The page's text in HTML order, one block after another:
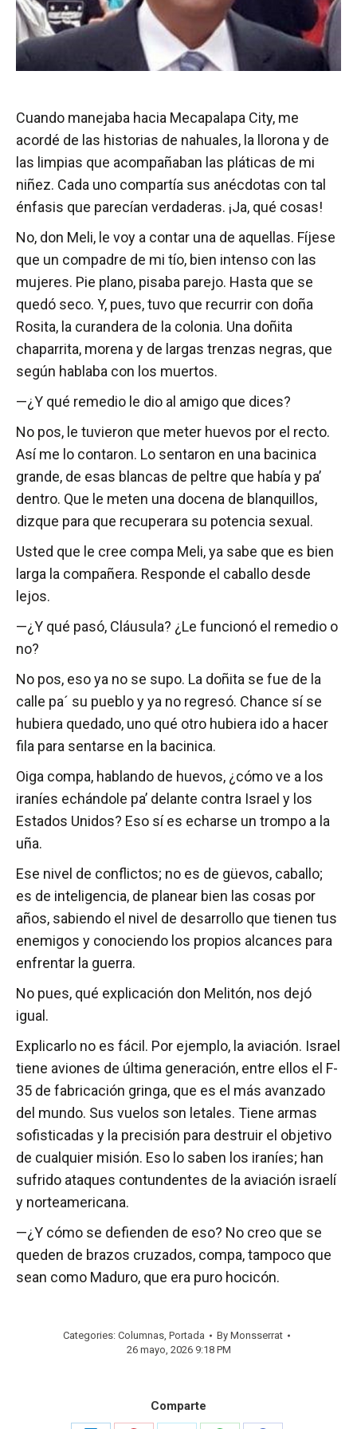
Cuando manejaba hacia Mecapalapa City, me
acordé de las historias de nahuales, la llorona y de
las limpias que acompañaban las pláticas de mi
niñez. Cada uno compartía sus anécdotas con tal
énfasis que parecían verdaderas. ¡Ja, qué cosas!
No, don Meli, le voy a contar una de aquellas. Fíjese
que un compadre de mi tío, bien intenso con las
mujeres. Pie plano, pisaba parejo. Hasta que se
quedó seco. Y, pues, tuvo que recurrir con doña
Rosita, la curandera de la colonia. Una doñita
chaparrita, morena y de largas trenzas negras, que
según hablaba con los muertos.
—¿Y qué remedio le dio al amigo que dices?
No pos, le tuvieron que meter huevos por el recto.
Así me lo contaron. Lo sentaron en una bacinica
grande, de esas blancas de peltre que había y pa’
dentro. Que le meten una docena de blanquillos,
dizque para que recuperara su potencia sexual.
Usted que le cree compa Meli, ya sabe que es bien
larga la compañera. Responde el caballo desde
lejos.
—¿Y qué pasó, Cláusula? ¿Le funcionó el remedio o
no?
No pos, eso ya no se supo. La doñita se fue de la
calle pa´ su pueblo y ya no regresó. Chance sí se
hubiera quedado, uno qué otro hubiera ido a hacer
fila para sentarse en la bacinica.
Oiga compa, hablando de huevos, ¿cómo ve a los
iraníes echándole pa’ delante contra Israel y los
Estados Unidos? Eso sí es echarse un trompo a la
uña.
Ese nivel de conflictos; no es de güevos, caballo;
es de inteligencia, de planear bien las cosas por
años, sabiendo el nivel de desarrollo que tienen tus
enemigos y conociendo los propios alcances para
enfrentar la guerra.
No pues, qué explicación don Melitón, nos dejó
igual.
Explicarlo no es fácil. Por ejemplo, la aviación. Israel
tiene aviones de última generación, entre ellos el F-
35 de fabricación gringa, que es el más avanzado
del mundo. Sus vuelos son letales. Tiene armas
sofisticadas y la precisión para destruir el objetivo
de cualquier misión. Eso lo saben los iraníes; han
sufrido ataques contundentes de la aviación israelí
y norteamericana.
—¿Y cómo se defienden de eso? No creo que se
queden de brazos cruzados, compa, tampoco que
sean como Maduro, que era puro hocicón.
Categories: Columnas, Portada By Monsserrat
26 mayo, 2026 9:18 PM
Comparte